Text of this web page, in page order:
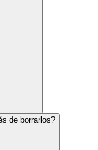
de borrarlos?